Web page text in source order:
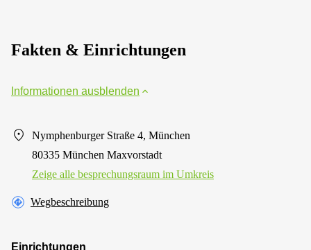
Fakten & Einrichtungen
Informationen ausblenden
Nymphenburger Straße 4, München
80335 München Maxvorstadt
Zeige alle besprechungsraum im Umkreis
Wegbeschreibung
Einrichtungen